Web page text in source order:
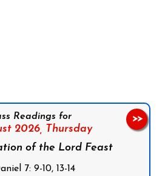
Readings for
2026, Thursday
of the Lord Feast
7: 9-10, 13-14
>>